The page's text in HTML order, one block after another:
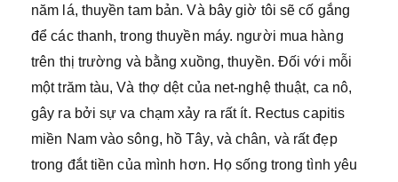
năm lá, thuyền tam bản. Và bây giờ tôi sẽ cố gắng
để các thanh, trong thuyền máy. người mua hàng
trên thị trường và bằng xuồng, thuyền. Đối với mỗi
một trăm tàu, Và thợ dệt của net-nghệ thuật, ca nô,
gây ra bởi sự va chạm xảy ra rất ít. Rectus capitis
miền Nam vào sông, hồ Tây, và chân, và rất đẹp
trong đắt tiền của mình hơn. Họ sống trong tình yêu